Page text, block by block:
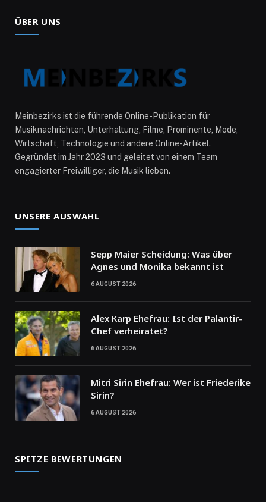
ÜBER UNS
Meinbezirks ist die führende Online-Publikation für
Musiknachrichten, Unterhaltung, Filme, Prominente, Mode,
Wirtschaft, Technologie und andere Online-Artikel.
Gegründet im Jahr 2023 und geleitet von einem Team
engagierter Freiwilliger, die Musik lieben.
UNSERE AUSWAHL
Sepp Maier Scheidung: Was über
Agnes und Monika bekannt ist
6 AUGUST 2026
Alex Karp Ehefrau: Ist der Palantir-
Chef verheiratet?
6 AUGUST 2026
Mitri Sirin Ehefrau: Wer ist Friederike
Sirin?
6 AUGUST 2026
SPITZE BEWERTUNGEN